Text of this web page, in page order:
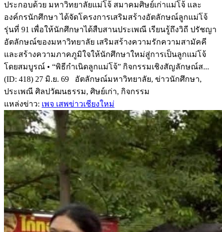
ประกอบด้วย มหาวิทยาลัยแม่โจ้ สมาคมศิษย์เก่าแม่โจ้ และ
องค์กรนักศึกษา ได้จัดโครงการเสริมสร้างอัตลักษณ์ลูกแม่โจ้
รุ่นที่ 91 เพื่อให้นักศึกษาได้สืบสานประเพณี เรียนรู้ถึงวิถี ปรัชญา
อัตลักษณ์ของมหาวิทยาลัย เสริมสร้างความรักความสามัคคี
และสร้างความภาคภูมิใจให้นักศึกษาใหม่สู่การเป็นลูกแม่โจ้
โดยสมบูรณ์ • “พิธีกำเนิดลูกแม่โจ้” กิจกรรมเชิงสัญลักษณ์ส...
(ID: 418) 27 มิ.ย. 69 อัตลักษณ์มหาวิทยาลัย, ข่าวนักศึกษา,
ประเพณี ศิลปวัฒนธรรม, ศิษย์เก่า, กิจกรรม
แหล่งข่าว: เพจ เสพข่าวเชียงใหม่